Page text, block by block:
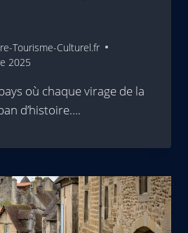
Tourisme-Culturel.fr
2025
où chaque virage de la
d’histoire….